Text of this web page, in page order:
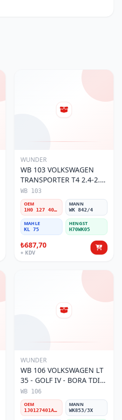
WUNDER
WB 103 VOLKSWAGEN
TRANSPORTER T4 2.4-2.5
MOTOR- CADDY E.M 1H0
127 401 C Yakıt/Mazot
Filtresi
WB 103
OEM
1H0 127 401 C
MANN
WK 842/4
MAHLE
KL 75
HENGST
H70WK05
₺687,70
+ KDV
WUNDER
WB 106 VOLKSWAGEN LT
35 - GOLF IV - BORA TDI
1J0 127 401 Yakıt/Mazot
Filtresi
WB 106
OEM
1J0127401A/2D0127399/1J0127399A
MANN
WK853/3X